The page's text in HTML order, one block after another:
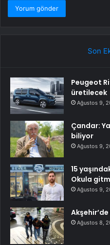
Son
Peugeot
üretilecek
Ağustos 9,
Çandar:
biliyor
Ağustos 9,
15
Okula
Ağustos 9,
Ağustos 8,